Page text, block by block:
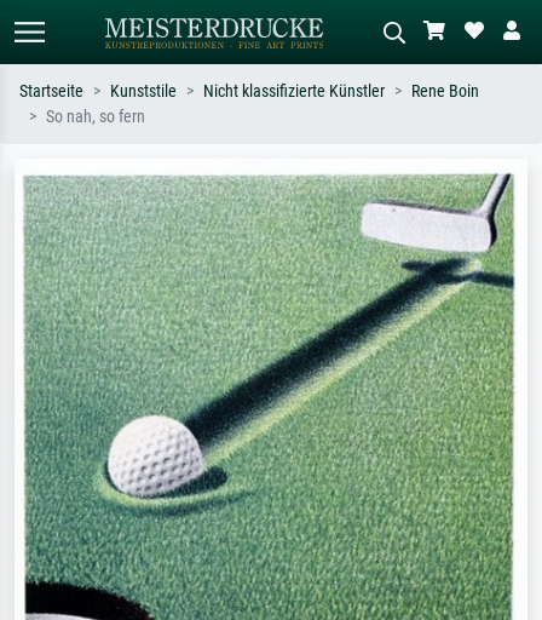
Suchen Sie nach Künstlern, Werktiteln
oder Stilen – z.B. Monet,
Sternennacht, Impressionismus, Welle
Hokusai, Akt.
Beschreiben Sie die Szene – z.B. Grüne
Wiese, Abstrakt mit viel Rot, Dunkles
Ölgemälde, Stehender Akt neben einem
Baum.
Startseite Kunststile Nicht klassifizierte Künstler
Rene Boin
So nah, so fern